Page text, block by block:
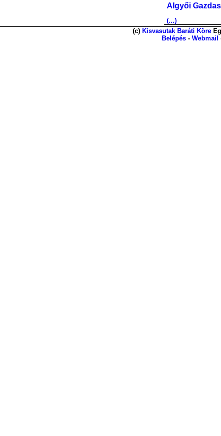
Algyői
(...)
(c) Kisvasutak Baráti Köre
Belépés - Webmail